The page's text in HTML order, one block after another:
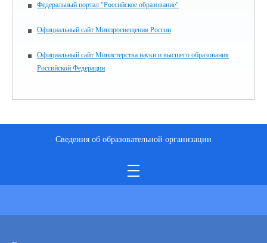
Федеральный портал "Российское образование"
Официальный сайт Минпросвещения России
Официальный сайт Министерства науки и высшего образования
Российской Федерации
Сведения об образовательной организации